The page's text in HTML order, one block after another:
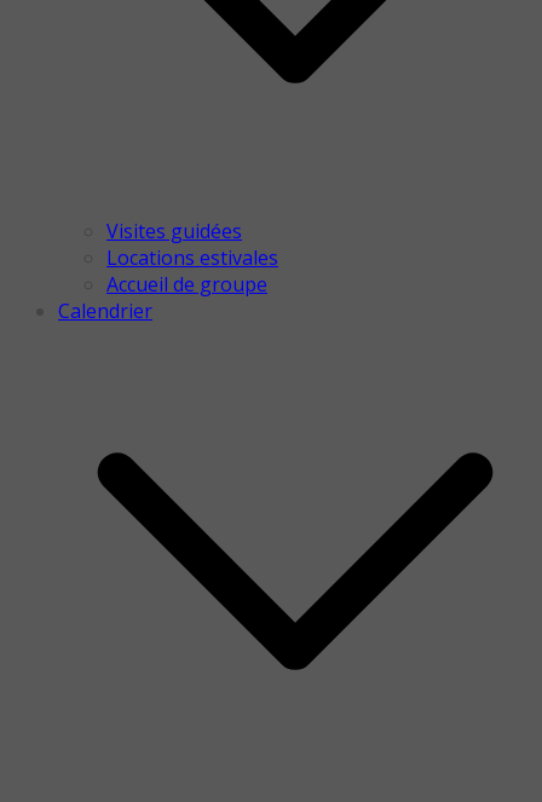
Visites guidées
Locations estivales
Accueil de groupe
Calendrier